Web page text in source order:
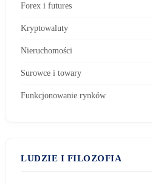
Forex i futures
Kryptowaluty
Nieruchomości
Surowce i towary
Funkcjonowanie rynków
LUDZIE I FILOZOFIA